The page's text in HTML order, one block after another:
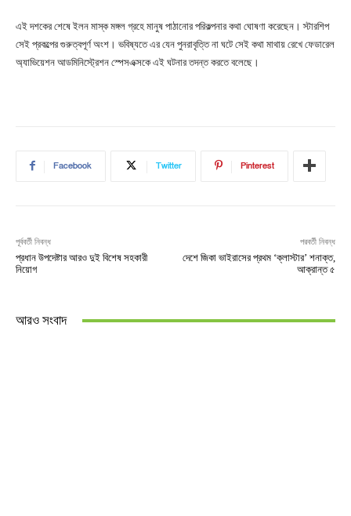
এই দশকের শেষে ইলন মাস্ক মঙ্গল গ্রহে মানুষ পাঠানোর পরিকল্পনার কথা ঘোষণা করেছেন। স্টারশিপ
সেই প্রকল্পের গুরুত্বপূর্ণ অংশ। ভবিষ্যতে এর যেন পুনরাবৃত্তি না ঘটে সেই কথা মাথায় রেখে ফেডারেল
অ্যাভিয়েশন আডমিনিস্ট্রেশন স্পেসএক্সকে এই ঘটনার তদন্ত করতে বলেছে।
Facebook Twitter Pinterest
পূর্ববর্তী নিবন্ধ
প্রধান উপদেষ্টার আরও দুই বিশেষ সহকারী
নিয়োগ
পরবর্তী নিবন্ধ
দেশে জিকা ভাইরাসের প্রথম ‘ক্লাস্টার’ শনাক্ত,
আক্রান্ত ৫
আরও সংবাদ